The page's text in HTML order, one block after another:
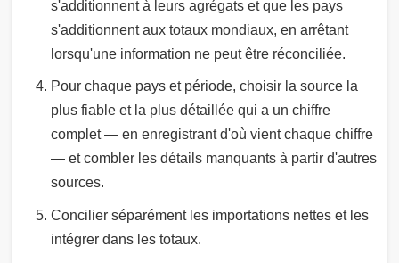
s'additionnent à leurs agrégats et que les pays
s'additionnent aux totaux mondiaux, en arrêtant
lorsqu'une information ne peut être réconciliée.
Pour chaque pays et période, choisir la source la
plus fiable et la plus détaillée qui a un chiffre
complet — en enregistrant d'où vient chaque chiffre
— et combler les détails manquants à partir d'autres
sources.
Concilier séparément les importations nettes et les
intégrer dans les totaux.